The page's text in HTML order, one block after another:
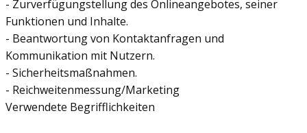
- Zurverfügungstellung des Onlineangebotes, seiner
Funktionen und Inhalte.
- Beantwortung von Kontaktanfragen und
Kommunikation mit Nutzern.
- Sicherheitsmaßnahmen.
- Reichweitenmessung/Marketing
Verwendete Begrifflichkeiten